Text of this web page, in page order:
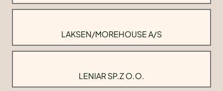
LAKSEN/MOREHOUSE A/S
LENIAR SP.Z O.O.